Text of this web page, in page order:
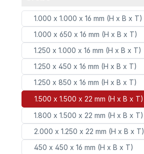
1.000 x 1.000 x 16 mm (H x B x T)
1.000 x 650 x 16 mm (H x B x T)
1.250 x 1.000 x 16 mm (H x B x T)
1.250 x 450 x 16 mm (H x B x T)
1.250 x 850 x 16 mm (H x B x T)
1.500 x 1.500 x 22 mm (H x B x T)
1.800 x 1.500 x 22 mm (H x B x T)
2.000 x 1.250 x 22 mm (H x B x T)
450 x 450 x 16 mm (H x B x T)